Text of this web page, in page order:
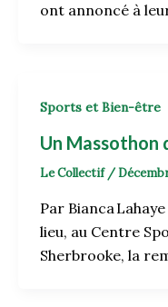
ont annoncé à
Sports et Bien-être
Un Massothon
Le Collectif /
Par Bianca
lieu, au Centre
Sherbrooke, la